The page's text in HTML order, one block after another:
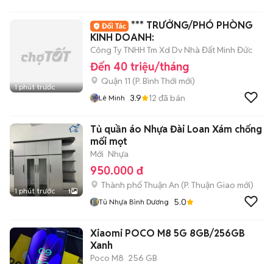
1 phút trước
*** TRƯỞNG/PHÓ PHÒNG
KINH DOANH:
Công Ty TNHH Tm Xd Dv Nhà Đất Minh Đức
Đến 40 triệu/tháng
Quận 11 (P. Bình Thới mới)
Lê Minh 3.9 12 đã bán
1 phút trước 1
Tủ quần áo Nhựa Đài Loan Xám chống
mối mọt
Mới Nhựa
950.000 đ
Thành phố Thuận An (P. Thuận Giao mới)
Tủ Nhựa Bình Dương 5.0
Xiaomi POCO M8 5G 8GB/256GB
Xanh
Poco M8 256 GB